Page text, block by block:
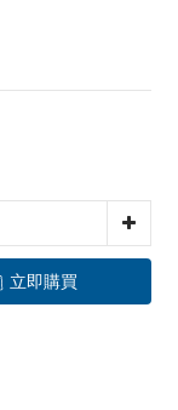
立即購買